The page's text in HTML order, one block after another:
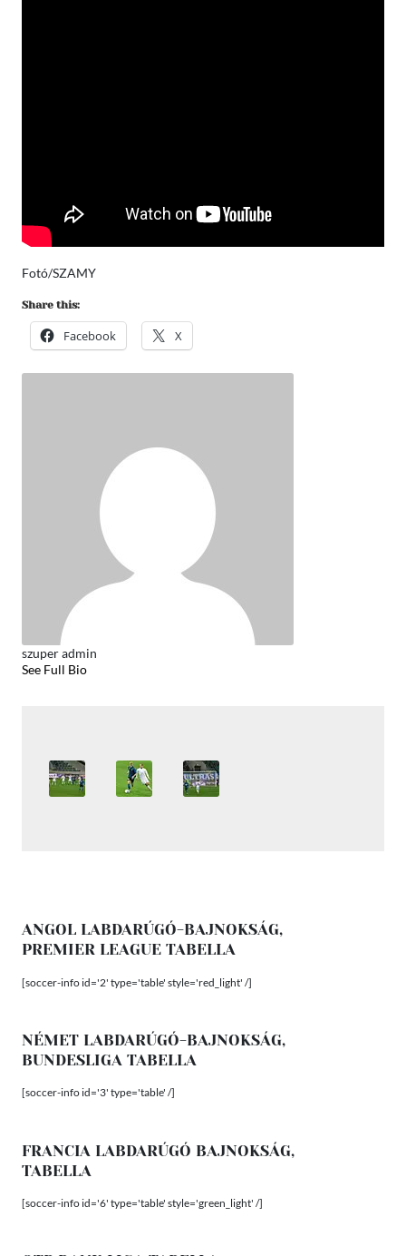
Fotó/SZAMY
Share this:
Facebook X
szuper admin
See Full Bio
ANGOL LABDARÚGÓ-BAJNOKSÁG,
PREMIER LEAGUE TABELLA
[soccer-info id='2' type='table' style='red_light' /]
NÉMET LABDARÚGÓ-BAJNOKSÁG,
BUNDESLIGA TABELLA
[soccer-info id='3' type='table' /]
FRANCIA LABDARÚGÓ BAJNOKSÁG,
TABELLA
[soccer-info id='6' type='table' style='green_light' /]